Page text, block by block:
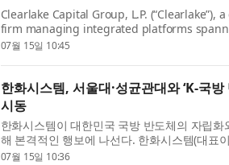
Clearlake Capital Group, L.P. (“Clearlake”),
firm managing integrated platforms
liquid and private credit, and other related
07월 15일 10:45
한화시스템, 서울대·성균관대와 ‘K-국방
시동
한화시스템이 대한민국 국방 반도체의 자립화
해 본격적인 행보에 나선다. 한화시스템(대표
대학교·성균관대학교와 ‘국방 반도체 기술 워크
07월 15일 10:36